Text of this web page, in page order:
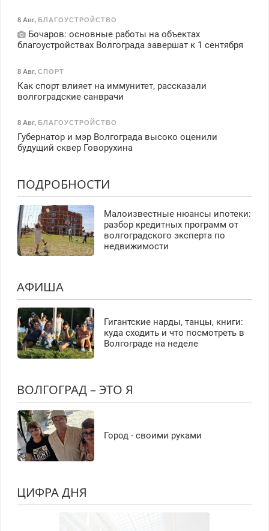
8 Авг, БЛАГОУСТРОЙСТВО
Бочаров: основные работы на объектах
благоустройствах Волгограда завершат к 1 сентября
8 Авг, СПОРТ
Как спорт влияет на иммунитет, рассказали
волгоградские санврачи
8 Авг, БЛАГОУСТРОЙСТВО
Губернатор и мэр Волгограда высоко оценили
будущий сквер Говорухина
ПОДРОБНОСТИ
Малоизвестные нюансы ипотеки:
разбор кредитных программ от
волгоградского эксперта по
недвижимости
АФИША
Гигантские нарды, танцы, книги:
куда сходить и что посмотреть в
Волгограде на неделе
ВОЛГОГРАД – ЭТО Я
Город - своими руками
ЦИФРА ДНЯ